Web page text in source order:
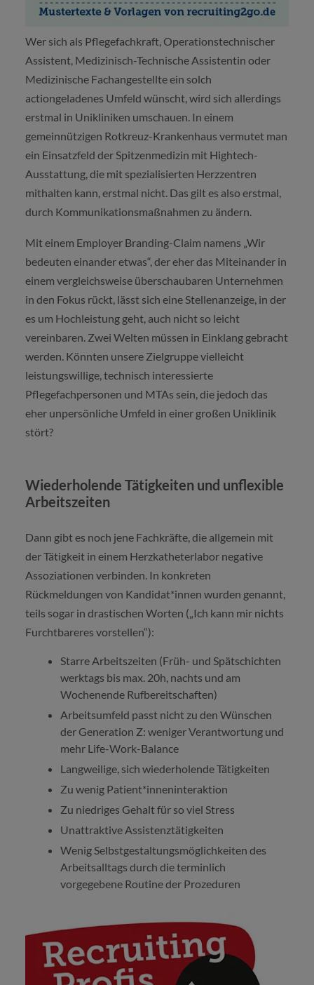
Wer sich als Pflegefachkraft, Operationstechnischer
Assistent, Medizinisch-Technische Assistentin oder
Medizinische Fachangestellte ein solch
actiongeladenes Umfeld wünscht, wird sich allerdings
erstmal in Unikliniken umschauen. In einem
gemeinnützigen Rotkreuz-Krankenhaus vermutet man
ein Einsatzfeld der Spitzenmedizin mit Hightech-
Ausstattung, die mit spezialisierten Herzzentren
mithalten kann, erstmal nicht. Das gilt es also erstmal,
durch Kommunikationsmaßnahmen zu ändern.
Mit einem Employer Branding-Claim namens „Wir
bedeuten einander etwas“, der eher das Miteinander in
einem vergleichsweise überschaubaren Unternehmen
in den Fokus rückt, lässt sich eine Stellenanzeige, in der
es um Hochleistung geht, auch nicht so leicht
vereinbaren. Zwei Welten müssen in Einklang gebracht
werden. Könnten unsere Zielgruppe vielleicht
leistungswillige, technisch interessierte
Pflegefachpersonen und MTAs sein, die jedoch das
eher unpersönliche Umfeld in einer großen Uniklinik
stört?
Wiederholende Tätigkeiten und unflexible
Arbeitszeiten
Dann gibt es noch jene Fachkräfte, die allgemein mit
der Tätigkeit in einem Herzkatheterlabor negative
Assoziationen verbinden. In konkreten
Rückmeldungen von Kandidat*innen wurden genannt,
teils sogar in drastischen Worten („Ich kann mir nichts
Furchtbareres vorstellen“):
Starre Arbeitszeiten (Früh- und Spätschichten
werktags bis max. 20h, nachts und am
Wochenende Rufbereitschaften)
Arbeitsumfeld passt nicht zu den Wünschen
der Generation Z: weniger Verantwortung und
mehr Life-Work-Balance
Langweilige, sich wiederholende Tätigkeiten
Zu wenig Patient*inneninteraktion
Zu niedriges Gehalt für so viel Stress
Unattraktive Assistenztätigkeiten
Wenig Selbstgestaltungsmöglichkeiten des
Arbeitsalltags durch die terminlich
vorgegebene Routine der Prozeduren